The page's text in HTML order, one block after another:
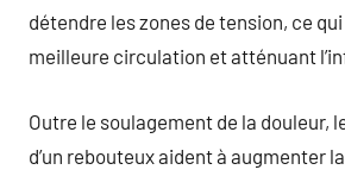
détendre les zones de tension, ce
meilleure circulation et atténuant
Outre le soulagement de la douleur,
d’un rebouteux aident à augmenter